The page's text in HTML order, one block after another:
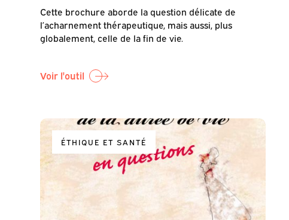
Cette brochure aborde la question délicate de
l’acharnement thérapeutique, mais aussi, plus
globalement, celle de la fin de vie.
Voir l'outil
ÉTHIQUE ET SANTÉ